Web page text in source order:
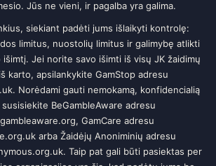
Jūs ne vieni, ir pagalba yra galima.
siekiant padėti jums išlaikyti kontrolę:
limitus, nuostolių limitus ir galimybę atlikti
Jei norite savo išimti iš visų JK žaidimų
karto, apsilankykite GamStop adresu
Norėdami gauti nemokamą, konfidencialią
susisiekite BeGambleAware adresu
GamCare adresu
arba Žaidėjų Anoniminių adresu
Taip pat gali būti pasiektas per